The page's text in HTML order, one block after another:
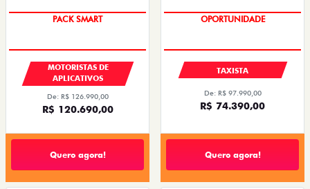
PACK SMART
MOTORISTAS DE
APLICATIVOS
De: R$ 126.990,00
R$ 120.690,00
Quero agora!
OPORTUNIDADE
TAXISTA
De: R$ 97.990,00
R$ 74.390,00
Quero agora!